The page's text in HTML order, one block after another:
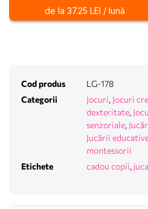
de la 37.25 LEI / lună
Cod produs
LG-178
Categorii
Jocuri, Jocuri
dexteritate,
senzoriale,
Jucării
montessorii
Etichete
cadou copii,